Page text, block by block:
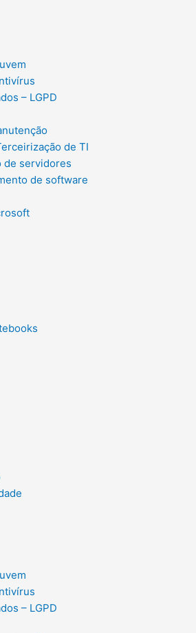
– LGPD
de TI
de servidores
de software
– LGPD